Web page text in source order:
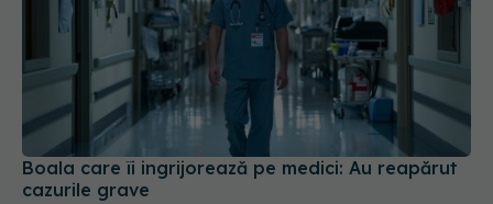
Boala care îi ingrijorează pe medici: Au reapărut
cazurile grave